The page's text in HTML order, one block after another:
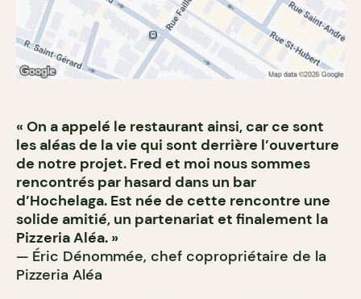
« On a appelé le restaurant ainsi, car ce sont
les aléas de la vie qui sont derrière l’ouverture
de notre projet. Fred et moi nous sommes
rencontrés par hasard dans un bar
d’Hochelaga. Est née de cette rencontre une
solide amitié, un partenariat et finalement la
Pizzeria Aléa. »
— Éric Dénommée, chef copropriétaire de la
Pizzeria Aléa